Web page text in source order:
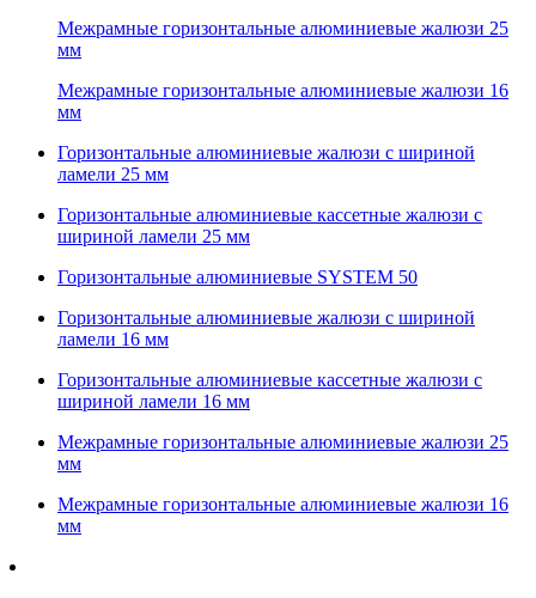
Межрамные горизонтальные алюминиевые жалюзи 25
мм
Межрамные горизонтальные алюминиевые жалюзи 16
мм
Горизонтальные алюминиевые жалюзи с шириной
ламели 25 мм
Горизонтальные алюминиевые кассетные жалюзи с
шириной ламели 25 мм
Горизонтальные алюминиевые SYSTEM 50
Горизонтальные алюминиевые жалюзи с шириной
ламели 16 мм
Горизонтальные алюминиевые кассетные жалюзи с
шириной ламели 16 мм
Межрамные горизонтальные алюминиевые жалюзи 25
мм
Межрамные горизонтальные алюминиевые жалюзи 16
мм